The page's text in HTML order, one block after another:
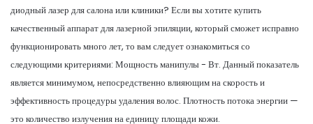
диодный лазер для салона или клиники? Если вы хотите купить
качественный аппарат для лазерной эпиляции, который сможет исправно
функционировать много лет, то вам следует ознакомиться со
следующими критериями: Мощность манипулы - Вт. Данный показатель
является минимумом, непосредственно влияющим на скорость и
эффективность процедуры удаления волос. Плотность потока энергии —
это количество излучения на единицу площади кожи.